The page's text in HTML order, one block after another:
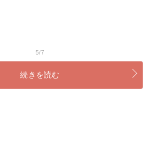
5/7
続きを読む